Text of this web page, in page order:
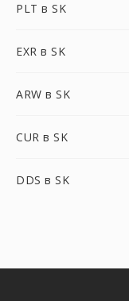
PLT в SK
EXR в SK
ARW в SK
CUR в SK
DDS в SK